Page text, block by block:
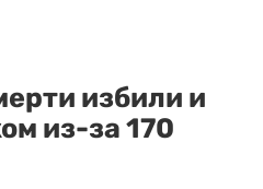
избили и
из-за 170